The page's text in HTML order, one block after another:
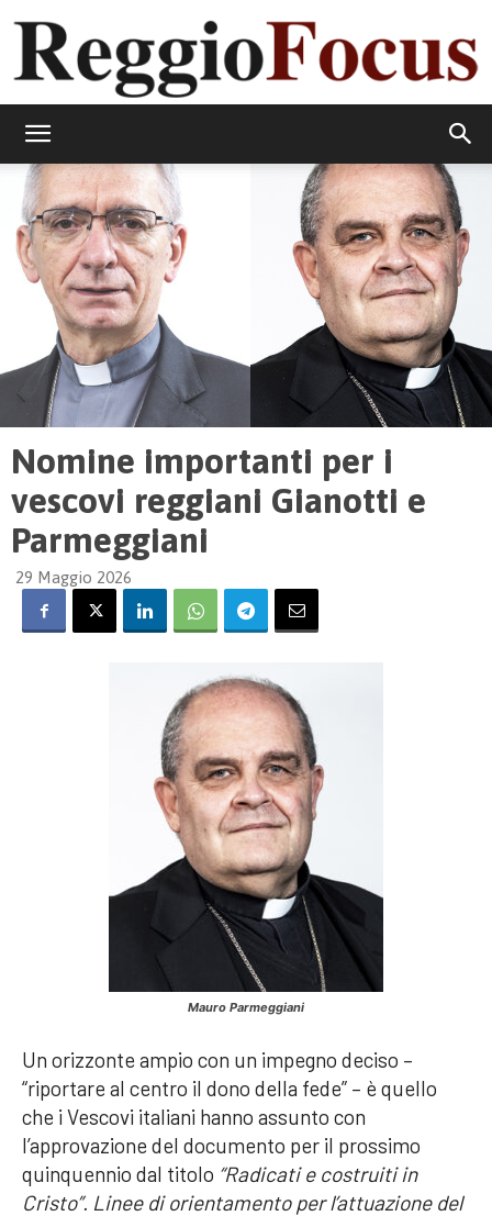
Nomine importanti per i
vescovi reggiani Gianotti e
Parmeggiani
29 Maggio 2026
Mauro Parmeggiani
Un orizzonte ampio con un impegno deciso –
“riportare al centro il dono della fede” – è quello
che i Vescovi italiani hanno assunto con
l’approvazione del documento per il prossimo
quinquennio dal titolo “Radicati e costruiti in
Cristo”. Linee di orientamento per l’attuazione del